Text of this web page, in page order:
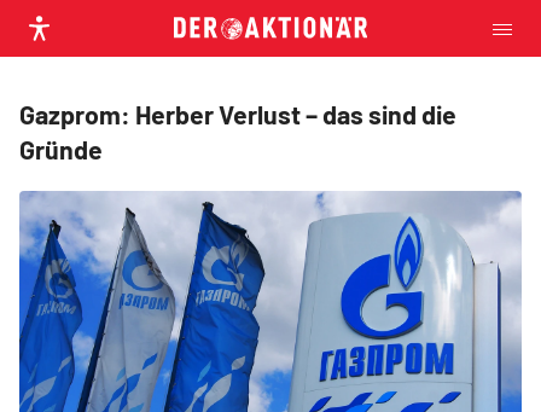
Gazprom: Herber Verlust – das sind die
Gründe